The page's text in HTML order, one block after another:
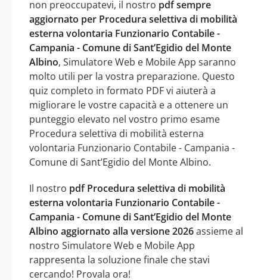
non preoccupatevi, il nostro pdf sempre
aggiornato per Procedura selettiva di mobilità
esterna volontaria Funzionario Contabile -
Campania - Comune di Sant’Egidio del Monte
Albino, Simulatore Web e Mobile App saranno
molto utili per la vostra preparazione. Questo
quiz completo in formato PDF vi aiuterà a
migliorare le vostre capacità e a ottenere un
punteggio elevato nel vostro primo esame
Procedura selettiva di mobilità esterna
volontaria Funzionario Contabile - Campania -
Comune di Sant’Egidio del Monte Albino.
Il nostro pdf Procedura selettiva di mobilità
esterna volontaria Funzionario Contabile -
Campania - Comune di Sant’Egidio del Monte
Albino aggiornato alla versione 2026assieme al
nostro Simulatore Web e Mobile App
rappresenta la soluzione finale che stavi
cercando! Provala ora!